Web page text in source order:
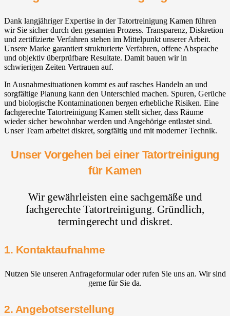
Dank langjähriger Expertise in der Tatortreinigung Kamen führen
wir Sie sicher durch den gesamten Prozess. Transparenz, Diskretion
und zertifizierte Verfahren stehen im Mittelpunkt unserer Arbeit.
Unsere Marke garantiert strukturierte Verfahren, offene Absprache
und objektiv überprüfbare Resultate. Damit bauen wir in
schwierigen Zeiten Vertrauen auf.
In Ausnahmesituationen kommt es auf rasches Handeln an und
sorgfältige Planung kann den Unterschied machen. Spuren, Gerüche
und biologische Kontaminationen bergen erhebliche Risiken. Eine
fachgerechte Tatortreinigung Kamen stellt sicher, dass Räume
wieder sicher bewohnbar werden und Angehörige entlastet sind.
Unser Team arbeitet diskret, sorgfältig und mit moderner Technik.
Unser Vorgehen bei einer Tatortreinigung
für Kamen
Wir gewährleisten eine sachgemäße und
fachgerechte Tatortreinigung. Gründlich,
termingerecht und diskret.
1. Kontaktaufnahme
Nutzen Sie unseren Anfrageformular oder rufen Sie uns an. Wir sind
gerne für Sie da.
2. Angebotserstellung